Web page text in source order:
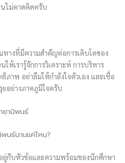
ไม่คาดคิดครับ
างที่มีความสำคัญต่อการเติบโตของ
ห้เรารู้จักการวิเคราะห์ การบริหาร
ภาพ อย่าลืมให้กำลังใจตัวเอง และเชื่อ
อย่างภาคภูมิใจครับ
ยานิพนธ์
พนธ์นานแค่ไหน?
ยู่กับหัวข้อและความพร้อมของนักศึกษา